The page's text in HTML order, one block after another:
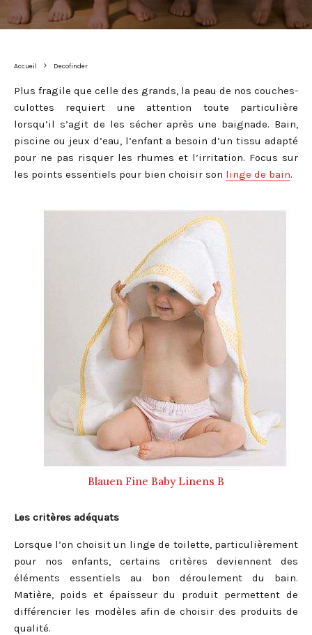
Accueil Decofinder
Plus fragile que celle des grands, la peau de nos couches-
culottes requiert une attention toute particulière
lorsqu’il s’agit de les sécher après une baignade. Bain,
piscine ou jeux d’eau, l’enfant a besoin d’un tissu adapté
pour ne pas risquer les rhumes et l’irritation. Focus sur
les points essentiels pour bien choisir son linge de bain.
Blauen Fine Baby Linens B
Les critères adéquats
Lorsque l’on choisit un linge de toilette, particulièrement
pour nos enfants, certains critères deviennent des
éléments essentiels au bon déroulement du bain.
Matière, poids et épaisseur du produit permettent de
différencier les modèles afin de choisir des produits de
qualité.